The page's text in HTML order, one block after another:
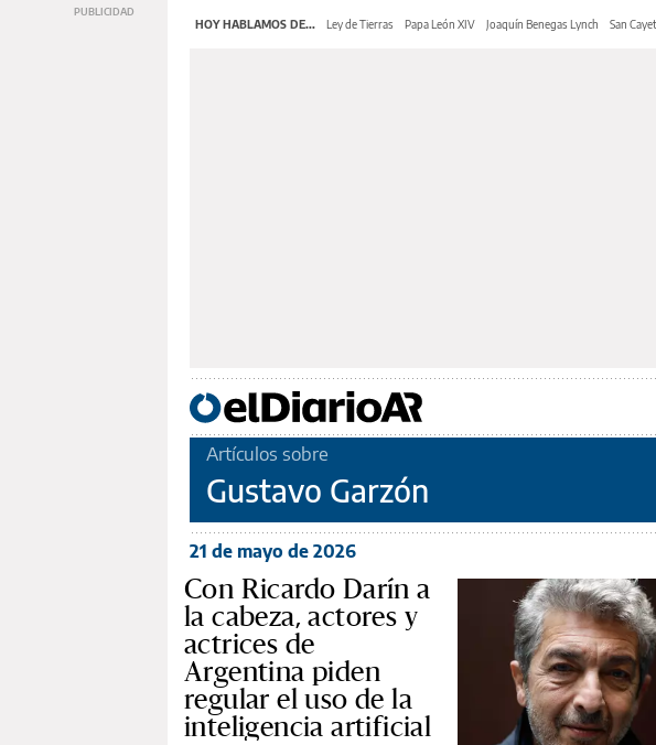
HOY HABLAMOS DE... Ley de Tierras Papa León XIV Joaquín Benegas Lynch San
Artículos sobre
Gustavo Garzón
21 de mayo de 2026
Con Ricardo Darín a
la cabeza, actores y
actrices de
Argentina piden
regular el uso de la
inteligencia artificial